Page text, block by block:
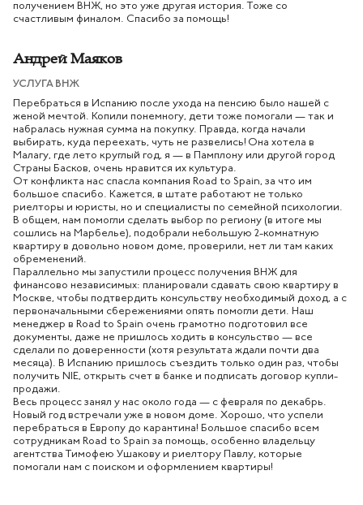
получением ВНЖ, но это уже другая история. Тоже со
счастливым финалом. Спасибо за помощь!
Андрей Маяков
УСЛУГА ВНЖ
Перебраться в Испанию после ухода на пенсию было нашей с
женой мечтой. Копили понемногу, дети тоже помогали — так и
набралась нужная сумма на покупку. Правда, когда начали
выбирать, куда переехать, чуть не развелись! Она хотела в
Малагу, где лето круглый год, я — в Памплону или другой город
Страны Басков, очень нравится их культура.
От конфликта нас спасла компания Road to Spain, за что им
большое спасибо. Кажется, в штате работают не только
риелторы и юристы, но и специалисты по семейной психологии.
В общем, нам помогли сделать выбор по региону (в итоге мы
сошлись на Марбелье), подобрали небольшую 2-комнатную
квартиру в довольно новом доме, проверили, нет ли там каких
обременений.
Параллельно мы запустили процесс получения ВНЖ для
финансово независимых: планировали сдавать свою квартиру в
Москве, чтобы подтвердить консульству необходимый доход, а с
первоначальными сбережениями опять помогли дети. Наш
менеджер в Road to Spain очень грамотно подготовил все
документы, даже не пришлось ходить в консульство — все
сделали по доверенности (хотя результата ждали почти два
месяца). В Испанию пришлось съездить только один раз, чтобы
получить NIE, открыть счет в банке и подписать договор купли-
продажи.
Весь процесс занял у нас около года — с февраля по декабрь.
Новый год встречали уже в новом доме. Хорошо, что успели
перебраться в Европу до карантина! Большое спасибо всем
сотрудникам Road to Spain за помощь, особенно владельцу
агентства Тимофею Ушакову и риелтору Павлу, которые
помогали нам с поиском и оформлением квартиры!